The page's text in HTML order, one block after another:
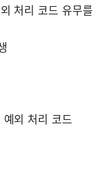
처리 코드 유무를
외 처리 코드